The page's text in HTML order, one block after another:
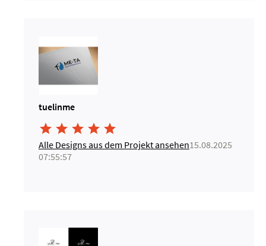
tuelinme
    
Alle Designs aus dem Projekt ansehen15.08.2025
07:55:57